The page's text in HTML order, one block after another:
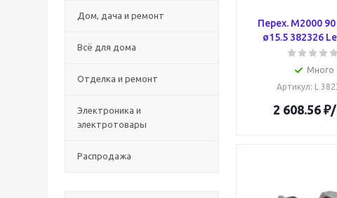
Дом, дача и ремонт
Всё для дома
Отделка и ремонт
Электроника и
электротовары
Распродажа
Перех. M2000 90
ø15.5 382326
Много
Артикул: L
2 608.56₽